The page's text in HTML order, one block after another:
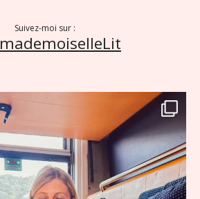
Suivez-moi sur :
mademoiselleLit